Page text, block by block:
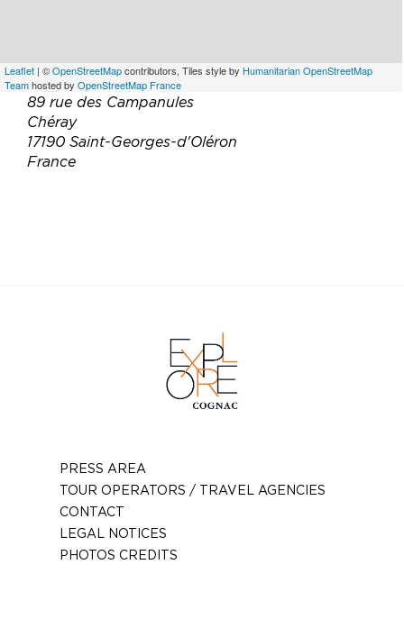
Leaflet | ©OpenStreetMapcontributors, Tiles style by Humanitarian OpenStreetMap
Teamhosted by OpenStreetMap France
89 rue des Campanules
Chéray
17190 Saint-Georges-d'Oléron
France
PRESS AREA
TOUR OPERATORS / TRAVEL AGENCIES
CONTACT
LEGAL NOTICES
PHOTOS CREDITS